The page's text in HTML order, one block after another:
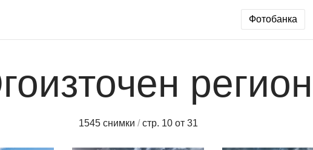
Фотобанка
регион
1545 снимки /стр. 10 от 31